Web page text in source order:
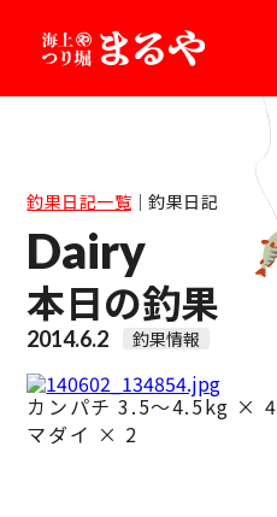
釣果日記一覧｜釣果日記
Dairy
本日の釣果
2014.6.2 釣果情報
カンパチ 3.5〜4.5kg × 4
マダイ × 2